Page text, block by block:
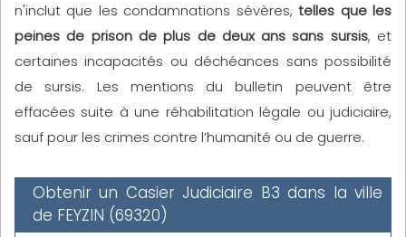
n'inclut que les condamnations sévères,telles que les
peines de prison de plus de deux ans sans sursis, et
certaines incapacités ou déchéances sans possibilité
de sursis. Les mentions du bulletin peuvent être
effacées suite à une réhabilitation légale ou judiciaire,
sauf pour les crimes contre l’humanité ou de guerre.
Obtenir un Casier Judiciaire B3 dans la ville
de FEYZIN (69320)